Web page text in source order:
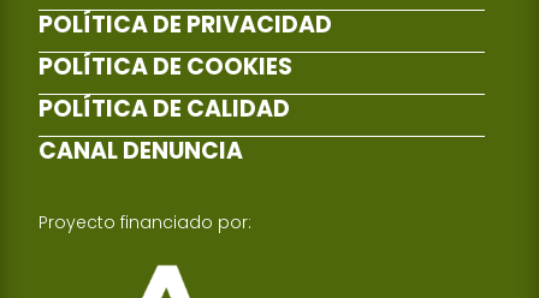
POLÍTICA DE PRIVACIDAD
POLÍTICA DE COOKIES
POLÍTICA DE CALIDAD
CANAL DENUNCIA
Proyecto financiado por: